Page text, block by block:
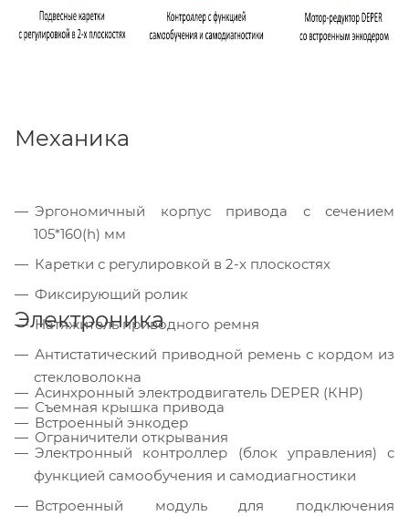
Механика
Эргономичный корпус привода с сечением
105*160(h) мм
Каретки с регулировкой в 2-х плоскостях
Фиксирующий ролик
Натяжитель приводного ремня
Антистатический приводной ремень с кордом из
стекловолокна
Съемная крышка привода
Ограничители открывания
Электроника
Асинхронный электродвигатель DEPER (КНР)
Встроенный энкодер
Электронный контроллер (блок управления) с
функцией самообучения и самодиагностики
Встроенный модуль для подключения